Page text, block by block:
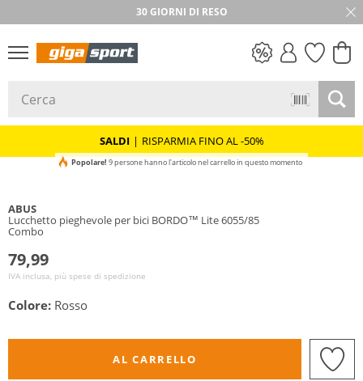
30 GIORNI DI RESO
SALDI | RISPARMIA FINO AL -50%
Popolare! 9 persone hanno l'articolo nel carrello in questo momento
ABUS
Lucchetto pieghevole per bici BORDO™ Lite 6055/85
Combo
79,99
IVA inclusa, più spese di spedizione
Colore: Rosso
AL CARRELLO